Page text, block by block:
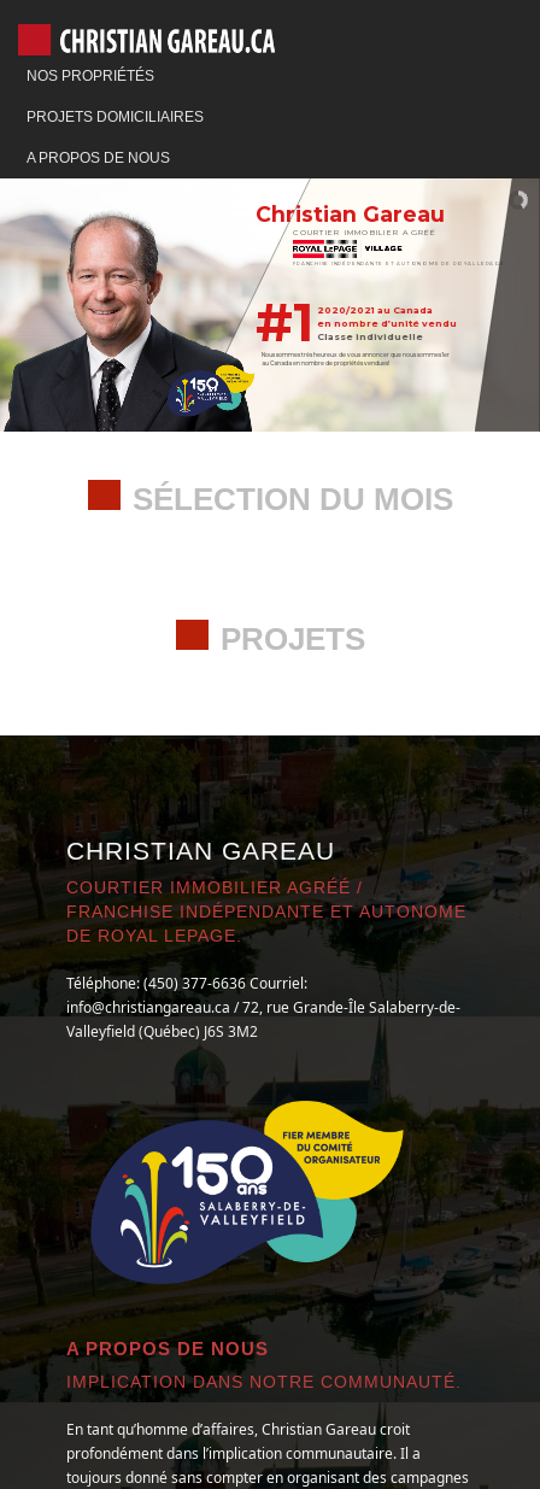
NOS PROPRIÉTÉS
PROJETS DOMICILIAIRES
A PROPOS DE NOUS
Christian Gareau
FRANCHISE INDÉPENDANTE ET AUTONOME DE ROYAL LEPAGE
COURTIER IMMOBILIER AGRÉÉ
#1
2020/2021 au Canada
en nombre d’unité vendu
Classe individuelle
Nous sommes très heureux de vous annoncer que nous sommes 1er
au Canada en nombre de propriétés vendues!
SÉLECTION DU MOIS
PROJETS
CHRISTIAN GAREAU
COURTIER IMMOBILIER AGRÉÉ /
FRANCHISE INDÉPENDANTE ET AUTONOME
DE ROYAL LEPAGE.
Téléphone: (450) 377-6636 Courriel:
info@christiangareau.ca / 72, rue Grande-Île Salaberry-de-
Valleyfield (Québec) J6S 3M2
A PROPOS DE NOUS
IMPLICATION DANS NOTRE COMMUNAUTÉ.
En tant qu’homme d’affaires, Christian Gareau croit
profondément dans l’implication communautaire. Il a
toujours donné sans compter en organisant des campagnes